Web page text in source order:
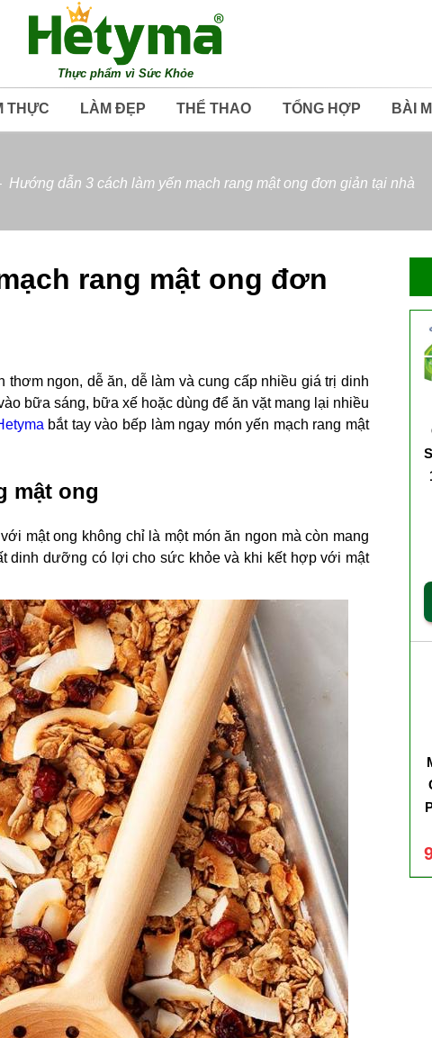
Thực phẩm vì Sức Khỏe
THỰC LÀM ĐẸP THỂ THAO TỔNG HỢP BÀI
Hướng dẫn 3 cách làm yến mạch rang mật ong đơn giản tại nhà
rang mật ong đơn
ngon, dễ ăn, dễ làm và cung cấp nhiều giá trị dinh
bữa sáng, bữa xế hoặc dùng để ăn vặt mang lại nhiều
bắt tay vào bếp làm ngay món yến mạch rang mật
mật ong
mật ong không chỉ là một món ăn ngon mà còn mang
dinh dưỡng có lợi cho sức khỏe và khi kết hợp với mật